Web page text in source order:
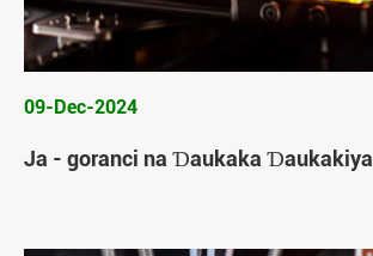
09-Dec-2024
Ja - goranci na Ɗaukaka Ɗaukakiya